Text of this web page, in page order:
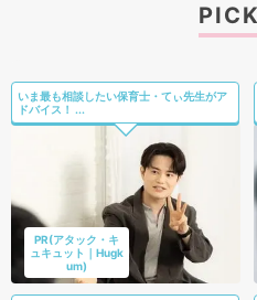
いま最も相談したい保育士・てぃ先生がア
ドバイス！ ...
PR(アタック・キ
ュキュット｜Hugk
um)